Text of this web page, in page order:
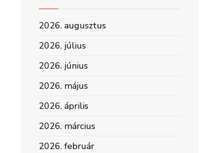
2026. augusztus
2026. július
2026. június
2026. május
2026. április
2026. március
2026. február